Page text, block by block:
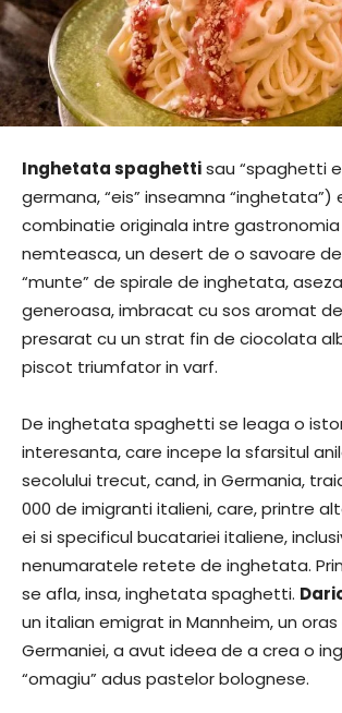
Inghetata spaghettisau “spaghetti
germana, “eis” inseamna “inghetata”)
combinatie originala intre
nemteasca, un desert de o savoare
“munte” de spirale de inghetata,
generoasa, imbracat cu sos aromat
presarat cu un strat fin de ciocolata
piscot triumfator in varf.
De inghetata spaghetti se leaga o
interesanta, care incepe la sfarsitul
secolului trecut, cand, in Germania,
000 de imigranti italieni, care, printre
ei si specificul bucatariei italiene,
nenumaratele retete de inghetata.
se afla, insa, inghetata spaghetti.
un italian emigrat in Mannheim, un
Germaniei, a avut ideea de a crea o
“omagiu” adus pastelor bolognese.